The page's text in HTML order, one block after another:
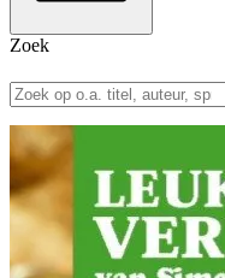
Zoek